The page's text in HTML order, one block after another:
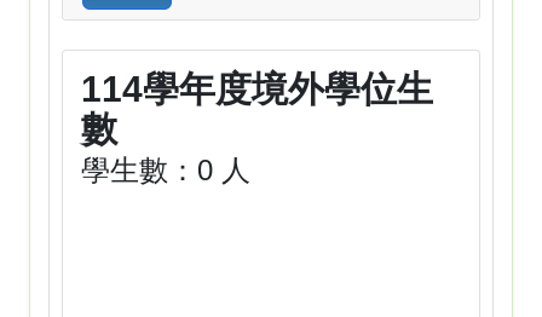
114學年度境外學位生
數
學生數：0 人